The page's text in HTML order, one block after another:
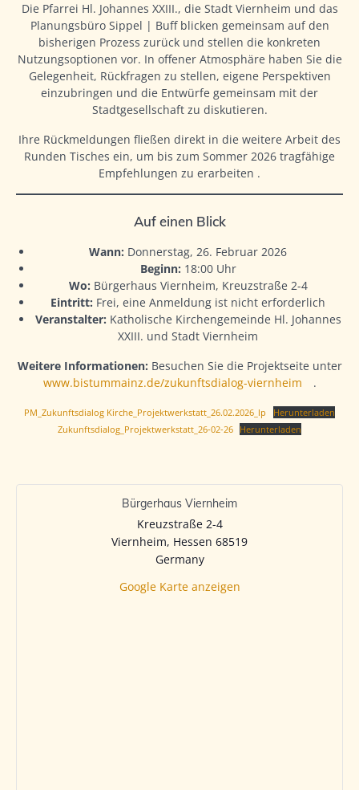
Die Pfarrei Hl. Johannes XXIII., die Stadt Viernheim und das
Planungsbüro Sippel | Buff blicken gemeinsam auf den
bisherigen Prozess zurück und stellen die konkreten
Nutzungsoptionen vor. In offener Atmosphäre haben Sie die
Gelegenheit, Rückfragen zu stellen, eigene Perspektiven
einzubringen und die Entwürfe gemeinsam mit der
Stadtgesellschaft zu diskutieren.
Ihre Rückmeldungen fließen direkt in die weitere Arbeit des
Runden Tisches ein, um bis zum Sommer 2026 tragfähige
Empfehlungen zu erarbeiten .
Auf einen Blick
Wann: Donnerstag, 26. Februar 2026
Beginn: 18:00 Uhr
Wo: Bürgerhaus Viernheim, Kreuzstraße 2-4
Eintritt: Frei, eine Anmeldung ist nicht erforderlich
Veranstalter: Katholische Kirchengemeinde Hl. Johannes
XXIII. und Stadt Viernheim
Weitere Informationen: Besuchen Sie die Projektseite unter
www.bistummainz.de/zukunftsdialog-viernheim
.
PM_Zukunftsdialog Kirche_Projektwerkstatt_26.02.2026_lp
Herunterladen
Zukunftsdialog_Projektwerkstatt_26-02-26
Herunterladen
Bürgerhaus Viernheim
Kreuzstraße 2-4
Viernheim, Hessen 68519
Germany
Google Karte anzeigen